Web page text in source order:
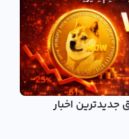
حال حاضر یک گزینه
جذاب و مناسب است. لوم نتورک یک ارز دیجیتال ویژه است که با نماد LOOM و نام انگلیسی Loom Network شناخته
اجرای برنامه‌های
بسیار مهم است.
از صرافی ارز
جدیدترین اخبار